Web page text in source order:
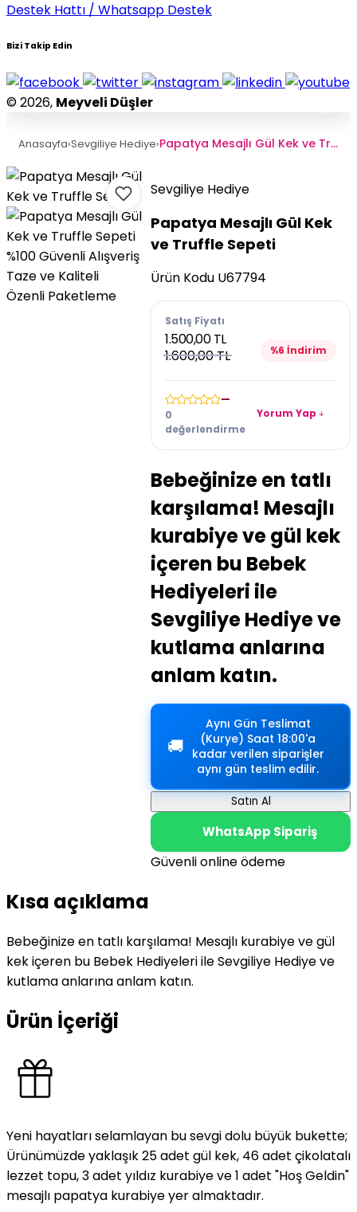
Destek Hattı / Whatsapp Destek
Bizi Takip Edin
© 2026, Meyveli Düşler
Anasayfa›Sevgiliye Hediye› Papatya Mesajlı Gül Kek ve Truffle Sepeti
%100 Güvenli Alışveriş
Taze ve Kaliteli
Özenli Paketleme
Sevgiliye Hediye
Papatya Mesajlı Gül Kek
ve Truffle Sepeti
Ürün Kodu U67794
Satış Fiyatı
1.500,00 TL
1.600,00 TL
%6 İndirim
—
0
değerlendirme
Yorum Yap
Bebeğinize en tatlı
karşılama! Mesajlı
kurabiye ve gül kek
içeren bu Bebek
Hediyeleri ile
Sevgiliye Hediye ve
kutlama anlarına
anlam katın.
🚚
Aynı Gün Teslimat
(Kurye) Saat 18:00'a
kadar verilen siparişler
aynı gün teslim edilir.
Satın Al
WhatsApp Sipariş
Güvenli online ödeme
Kısa açıklama
Bebeğinize en tatlı karşılama! Mesajlı kurabiye ve gül
kek içeren bu Bebek Hediyeleri ile Sevgiliye Hediye ve
kutlama anlarına anlam katın.
Ürün İçeriği
Yeni hayatları selamlayan bu sevgi dolu büyük bukette;
Ürünümüzde yaklaşık 25 adet gül kek, 46 adet çikolatalı
lezzet topu, 3 adet yıldız kurabiye ve 1 adet "Hoş Geldin"
mesajlı papatya kurabiye yer almaktadır.